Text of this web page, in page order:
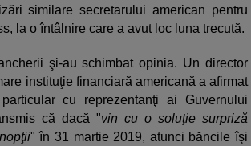
similare secretarului american pentru
la o întâlnire care a avut loc luna trecută.
şi-au schimbat opinia. Un director
instituţie financiară americană a afirmat
cu reprezentanţi ai Guvernului
că dacă "vin cu o soluţie surpriză
" în 31 martie 2019, atunci băncile îşi